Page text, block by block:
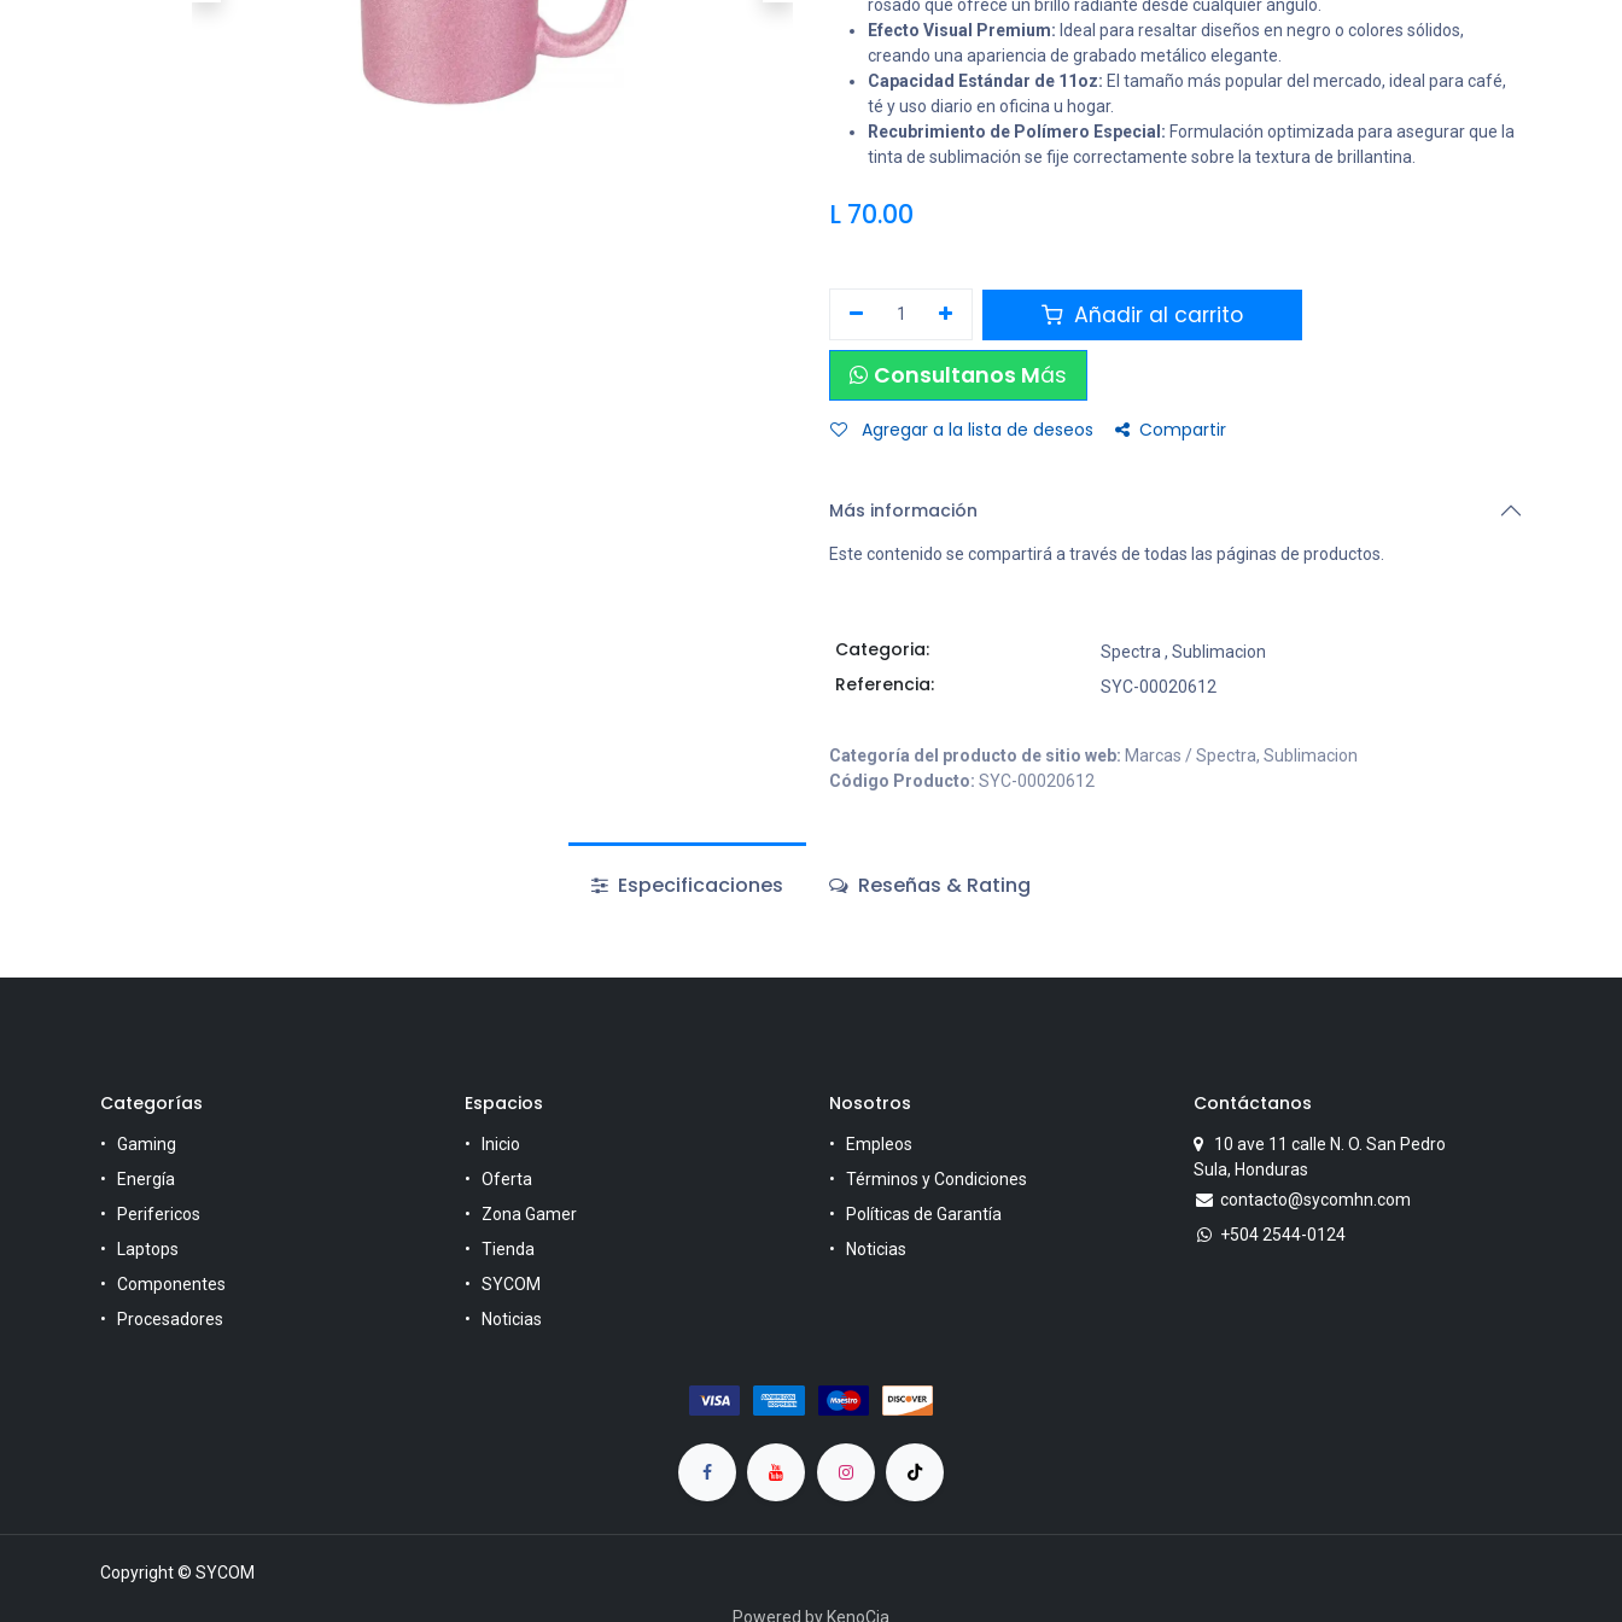
rosado que ofrece un brillo radiante desde cualquier ángulo.
Efecto Visual Premium: Ideal para resaltar diseños en negro o colores sólidos,
creando una apariencia de grabado metálico elegante.
Capacidad Estándar de 11oz: El tamaño más popular del mercado, ideal para café,
té y uso diario en oficina u hogar.
Recubrimiento de Polímero Especial: Formulación optimizada para asegurar que la
tinta de sublimación se fije correctamente sobre la textura de brillantina.
L 70.00
Añadir al carrito
Consultanos Más
Agregar a la lista de deseos Compartir
Más información
Este contenido se compartirá a través de todas las páginas de productos.
Categoria: Spectra , Sublimacion
Referencia: SYC-00020612
Categoría del producto de sitio web: Marcas / Spectra, Sublimacion
Código Producto: SYC-00020612
Especificaciones Reseñas & Rating
Categorías
Gaming
Energía
Perifericos
Laptops
Componentes
Procesadores
Espacios
Inicio
Oferta
Zona Gamer
Tienda
SYCOM
Noticias
Nosotros
Empleos
Términos y Condiciones
Políticas de Garantía
Noticias
Contáctanos
10 ave 11 calle N. O. San Pedro
Sula, Honduras
contacto@sycomhn.com
+504 2544-0124
Copyright © SYCOM
Powered by KenoCia